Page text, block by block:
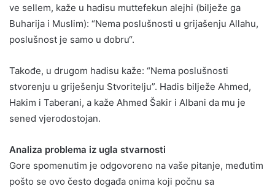
ve sellem, kaže u hadisu muttefekun alejhi (bilježe ga
Buharija i Muslim): “Nema poslušnosti u grijašenju Allahu,
poslušnost je samo u dobru“.
Takođe, u drugom hadisu kaže: “Nema poslušnosti
stvorenju u griješenju Stvoritelju”. Hadis bilježe Ahmed,
Hakim i Taberani, a kaže Ahmed Šakir i Albani da mu je
sened vjerodostojan.
Analiza problema iz ugla stvarnosti
Gore spomenutim je odgovoreno na vaše pitanje, međutim
pošto se ovo često događa onima koji počnu sa